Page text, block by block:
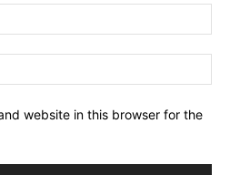
website in this browser for the